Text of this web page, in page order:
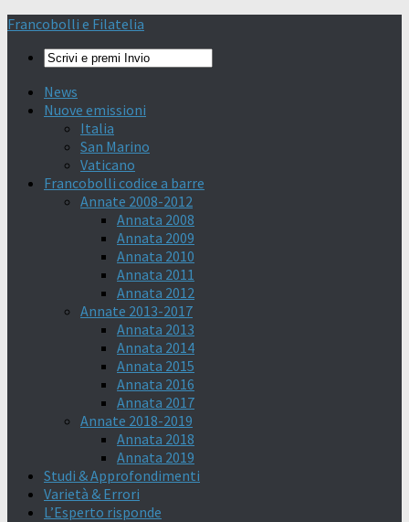
Francobolli e Filatelia
News
Nuove emissioni
Italia
San Marino
Vaticano
Francobolli codice a barre
Annate 2008-2012
Annata 2008
Annata 2009
Annata 2010
Annata 2011
Annata 2012
Annate 2013-2017
Annata 2013
Annata 2014
Annata 2015
Annata 2016
Annata 2017
Annate 2018-2019
Annata 2018
Annata 2019
Studi & Approfondimenti
Varietà & Errori
L’Esperto risponde